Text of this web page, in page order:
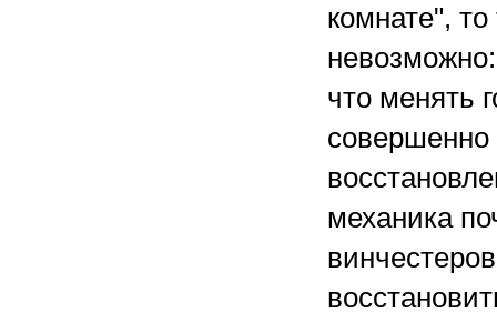
комнате", то
что менять
совершенно
механика